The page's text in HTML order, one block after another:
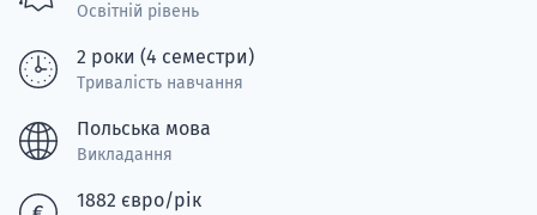
Освітній рівень
2 роки (4 семестри)
Тривалість навчання
Польська мова
Викладання
1882 євро/рік